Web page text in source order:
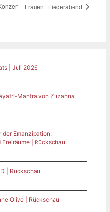
Frauen | Liederabend
| Juli 2026
Mantra von Zuzanna
der Emanzipation:
| Rückschau
| Rückschau
Olive | Rückschau